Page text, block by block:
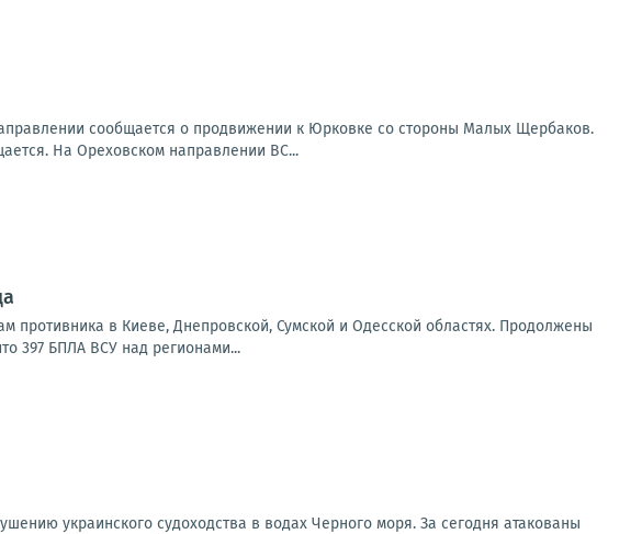
сообщается о продвижении к Юрковке со стороны Малых Щербаков.
На Ореховском направлении ВС...
противника в Киеве, Днепровской, Сумской и Одесской областях. Продолжены
397 БПЛА ВСУ над регионами...
украинского судоходства в водах Черного моря. За сегодня атакованы